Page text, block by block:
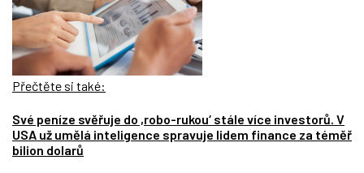
Přečtěte si také:
Své peníze svěřuje do ,robo-rukou‘ stále více investorů. V
USA už umělá inteligence spravuje lidem finance za téměř
bilion dolarů